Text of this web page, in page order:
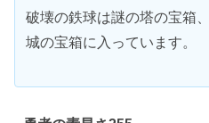
破壊の鉄球は謎の塔の宝箱
城の宝箱に入っています。